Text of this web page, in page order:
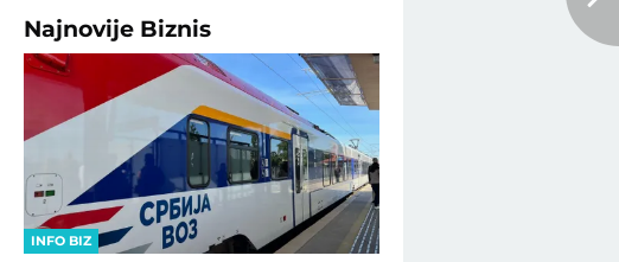
Najnovije Biznis
INFO BIZ